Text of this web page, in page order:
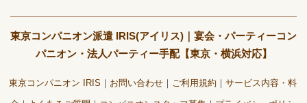
東京コンパニオン派遣 IRIS(アイリス)｜宴会・パーティーコン
パニオン・法人パーティー手配【東京・横浜対応】
東京コンパニオン IRIS お問い合わせ ご利用規約 サービス内容・料